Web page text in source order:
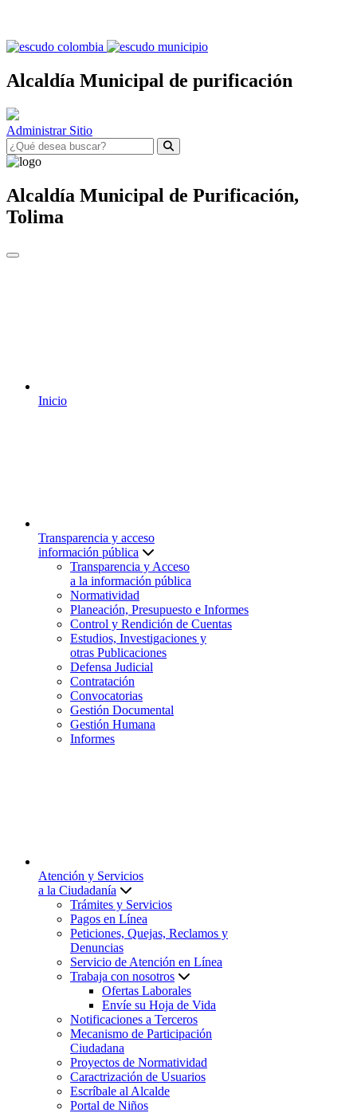
Alcaldía Municipal de purificación
Administrar Sitio
Alcaldía Municipal de Purificación,
Tolima
Inicio
Transparencia y acceso
información pública
Transparencia y Acceso
a la información pública
Normatividad
Planeación, Presupuesto e Informes
Control y Rendición de Cuentas
Estudios, Investigaciones y
otras Publicaciones
Defensa Judicial
Contratación
Convocatorias
Gestión Documental
Gestión Humana
Informes
Atención y Servicios
a la Ciudadanía
Trámites y Servicios
Pagos en Línea
Peticiones, Quejas, Reclamos y
Denuncias
Servicio de Atención en Línea
Trabaja con nosotros
Ofertas Laborales
Envíe su Hoja de Vida
Notificaciones a Terceros
Mecanismo de Participación
Ciudadana
Proyectos de Normatividad
Caractrización de Usuarios
Escríbale al Alcalde
Portal de Niños